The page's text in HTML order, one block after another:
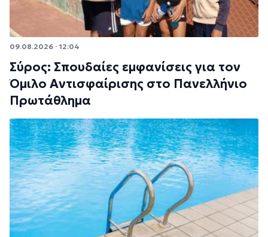
09.08.2026 · 12:04
Σύρος: Σπουδαίες εμφανίσεις για τον
Όμιλο Αντισφαίρισης στο Πανελλήνιο
Πρωτάθλημα